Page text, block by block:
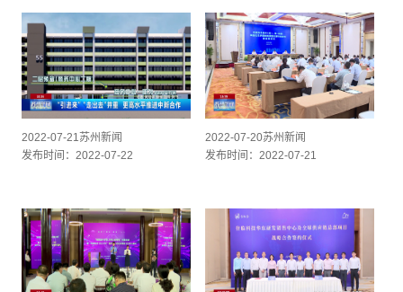
2022-07-21苏州新闻
发布时间：2022-07-22
2022-07-20苏州新闻
发布时间：2022-07-21